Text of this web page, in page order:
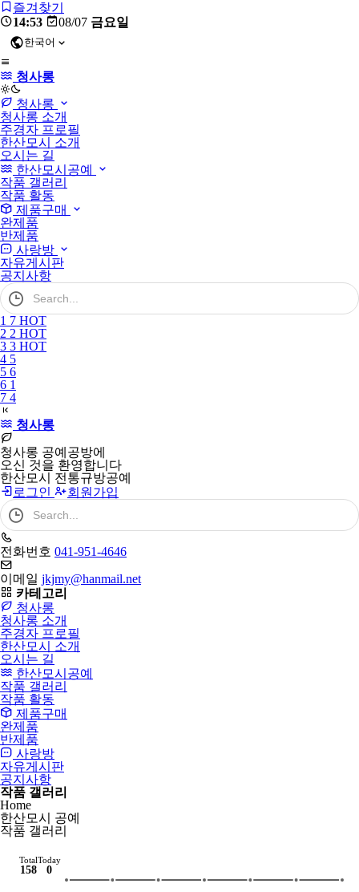
즐겨찾기
14:53
08/07 금요일
한국어
청사롱
light청사롱
청사롱 소개
주경자 프로필
한산모시 소개
오시는 길
한산모시공예
작품 갤러리
작품 활동
제품구매
완제품
반제품
사랑방
자유게시판
공지사항
검
색
어
필
수
1 7 HOT
2 2 HOT
3 3 HOT
4 5
5 6
6 1
7 4
청사롱
청사롱 공예공방에
오신 것을 환영합니다
한산모시 전통규방공예
로그인
회원가입
검
색
어
필
수
전화번호 041-951-4646
이메일 jkjmy@hanmail.net
카테고리
청사롱
청사롱 소개
주경자 프로필
한산모시 소개
오시는 길
한산모시공예
작품 갤러리
작품 활동
제품구매
완제품
반제품
사랑방
자유게시판
공지사항
작품 갤러리
Home
한산모시 공예
작품 갤러리
Total
158
Today
0